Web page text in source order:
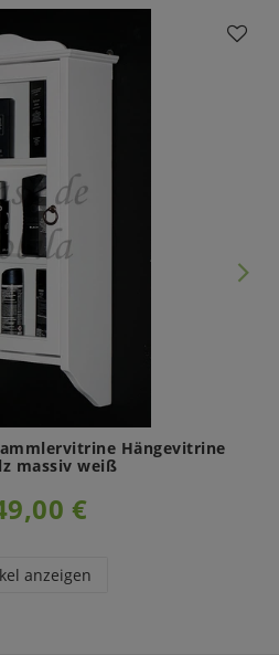
Hängevitrine
massiv weiß
€
anzeigen